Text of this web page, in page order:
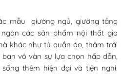
mẫu giường ngủ, giường tầng
các sản phẩm nội thất gia
khác như tủ quần áo, thảm trải
vô vàn sự lựa chọn hấp dẫn,
thêm hiện đại và tiện nghi.